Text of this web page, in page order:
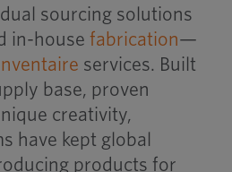
sourcing solutions
in-house fabrication—
services. Built
base, proven
creativity,
have kept global
products for